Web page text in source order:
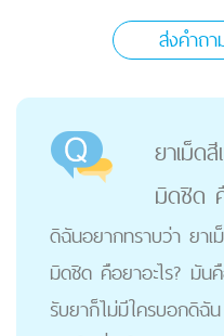
ส่งคำถ
ยาเม็ด
มิดชิด
ดิฉันอยากทราบว่า ยาเ
มิดชิด คือยาอะไร? มัน
รับยาก็ไม่มีใครบอกดิฉั